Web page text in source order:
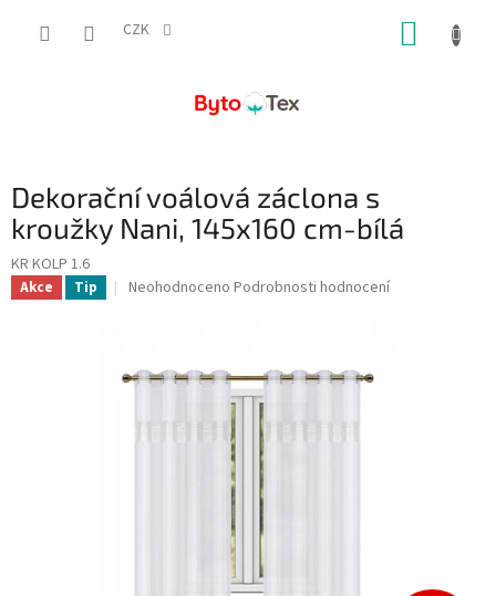
CZK
Dekorační voálová záclona s
kroužky Nani, 145x160 cm-bílá
KR KOLP 1.6
Akce Tip
Průměrné
0,0
hvězdiček.
Neohodnoceno Podrobnosti hodnocení